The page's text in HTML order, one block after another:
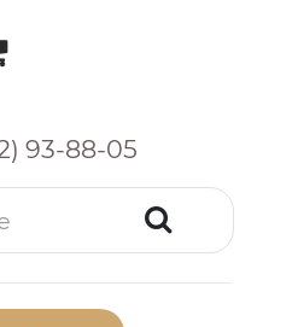
93-88-05